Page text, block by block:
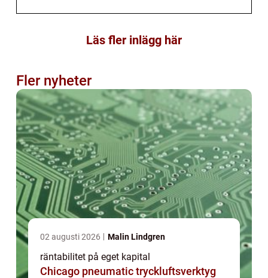
Läs fler inlägg här
Fler nyheter
02 augusti 2026 Malin Lindgren
räntabilitet på eget kapital
Chicago pneumatic tryckluftsverktyg